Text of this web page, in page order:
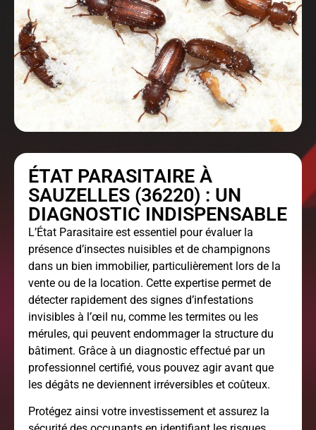
ÉTAT PARASITAIRE À
SAUZELLES (36220) : UN
DIAGNOSTIC INDISPENSABLE
L’État Parasitaire est essentiel pour évaluer la
présence d’insectes nuisibles et de champignons
dans un bien immobilier, particulièrement lors de la
vente ou de la location. Cette expertise permet de
détecter rapidement des signes d’infestations
invisibles à l’œil nu, comme les termites ou les
mérules, qui peuvent endommager la structure du
bâtiment. Grâce à un diagnostic effectué par un
professionnel certifié, vous pouvez agir avant que
les dégâts ne deviennent irréversibles et coûteux.
Protégez ainsi votre investissement et assurez la